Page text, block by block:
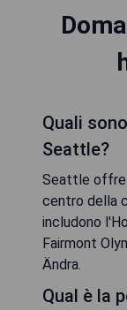
Quali
Seattle?
Seattle offre
centro della
includono
Fairmont
Ändra.
Qual è la